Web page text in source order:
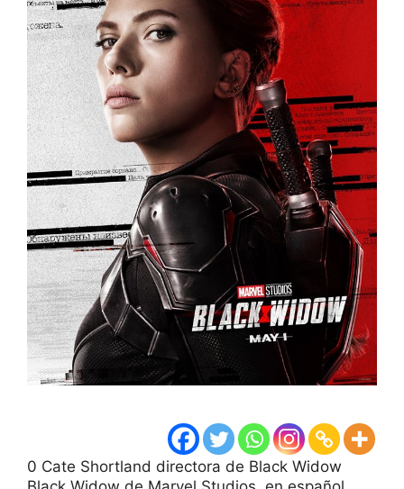
0 Cate Shortland directora de Black Widow